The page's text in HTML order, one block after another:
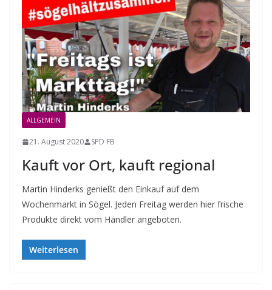
ALLGEMEIN
21. August 2020 SPD FB
Kauft vor Ort, kauft regional
Martin Hinderks genießt den Einkauf auf dem
Wochenmarkt in Sögel. Jeden Freitag werden hier frische
Produkte direkt vom Händler angeboten.
Weiterlesen